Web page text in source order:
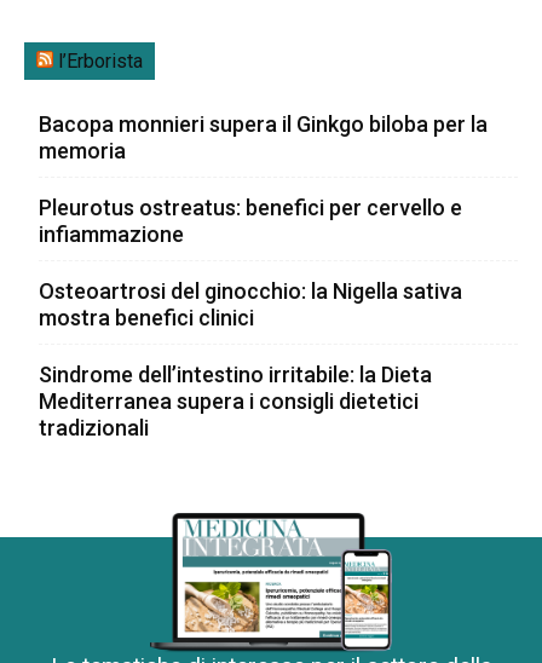
l’Erborista
Bacopa monnieri supera il Ginkgo biloba per la
memoria
Pleurotus ostreatus: benefici per cervello e
infiammazione
Osteoartrosi del ginocchio: la Nigella sativa
mostra benefici clinici
Sindrome dell’intestino irritabile: la Dieta
Mediterranea supera i consigli dietetici
tradizionali